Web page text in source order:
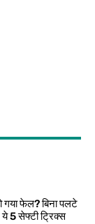
गया फेल? बिना पलटे
5 सेफ्टी ट्रिक्स